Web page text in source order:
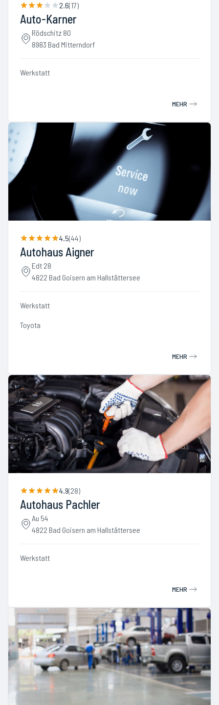
2.6(17)
Auto-Karner
Rödschitz 80
8983 Bad Mitterndorf
Werkstatt
MEHR
4.5(44)
Autohaus Aigner
Edt 28
4822 Bad Goisern am Hallstättersee
Werkstatt
Toyota
MEHR
4.9(28)
Autohaus Pachler
Au 54
4822 Bad Goisern am Hallstättersee
Werkstatt
MEHR